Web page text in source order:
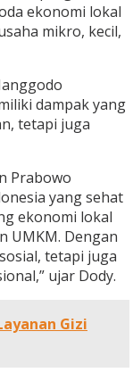
ekonomi lokal
mikro, kecil,
dampak yang
tetapi juga
Prabowo
yang sehat
ekonomi lokal
UMKM. Dengan
tetapi juga
ujar Dody.
Gizi